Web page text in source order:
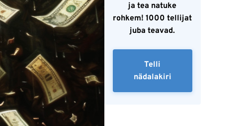
ja tea natuke
rohkem! 1000 tellijat
juba teavad.
Telli
nädalakiri